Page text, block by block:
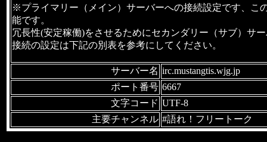
※プライマリー（メイン）サーバーへの接続設定です、こ
能です。
冗長性(安定稼働)をさせるためにセカンダリー（サブ）サ
接続の設定は下記の別表を参考にしてください。
サーバー名 irc.mustangtis.wjg.jp
ポート番号 6667
文字コード UTF-8
主要チャンネル #語れ！フリートーク